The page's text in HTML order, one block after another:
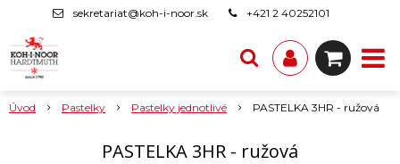
sekretariat@koh-i-noor.sk +421 2 40252101
Úvod Pastelky Pastelky jednotlivé PASTELKA 3HR - ružová
PASTELKA 3HR - ružová